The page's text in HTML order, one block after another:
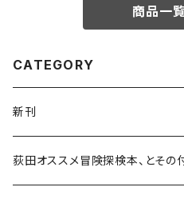
商品一
CATEGORY
新刊
和書
荻田オススメ冒険探検本、とその